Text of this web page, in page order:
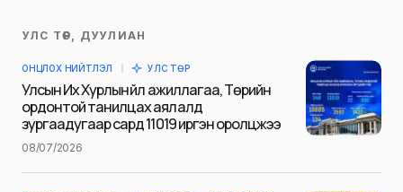
Таны имэйл хаягийг нийтлэхгүй.
Шаардлагатай талбаруудыг *гэж
тэмдэглэсэн
УЛС ТӨР, ДУУЛИАН
ОНЦЛОХ НИЙТЛЭЛ УЛС ТӨР
Улсын Их Хурлын үйл ажиллагаа, Төрийн
ордонтой танилцах аялалд
зургаадугаар сард 11019 иргэн оролцжээ
08/07/2026